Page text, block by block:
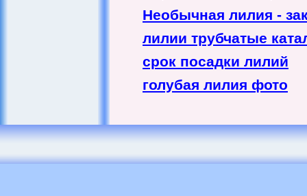
Необычная лилия -
лилии трубчатые
срок посадки лилий
голубая лилия фото